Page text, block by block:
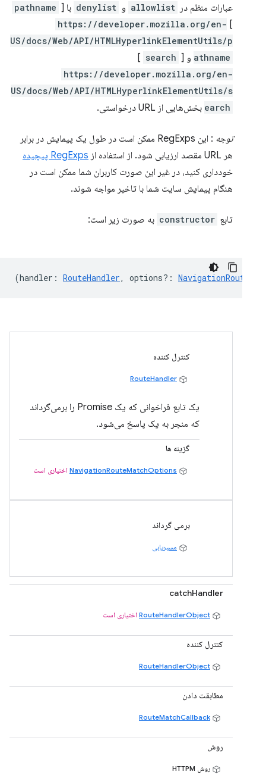
عبارات منظم در allowlist و denylist با [ pathname
]
https://developer.mozilla.org/en-
US/docs/Web/API/HTMLHyperlinkElementUtils/p
athname و [ search
]
https://developer.mozilla.org/en-
US/docs/Web/API/HTMLHyperlinkElementUtils/s
earch بخش‌هایی از URL درخواستی.
توجه
: این RegExps ممکن است در طول یک پیمایش در برابر
هر URL مقصد ارزیابی شود. از استفاده از
RegExps پیچیده
خودداری کنید، در غیر این صورت کاربران شما ممکن است در
هنگام پیمایش سایت شما با تاخیر مواجه شوند.
تابع constructor به صورت زیر است:
(handler : RouteHandler, options? :
کنترل کننده
RouteHandler
یک تابع فراخوانی که یک Promise را برمی‌گرداند
که منجر به یک پاسخ می‌شود.
گزینه ها
NavigationRouteMatchOptions اختیاری است
برمی گرداند
مسیریابی
catchHandler
RouteHandlerObject اختیاری است
کنترل کننده
RouteHandlerObject
مطابقت دادن
RouteMatchCallback
روش
روش HTTPM